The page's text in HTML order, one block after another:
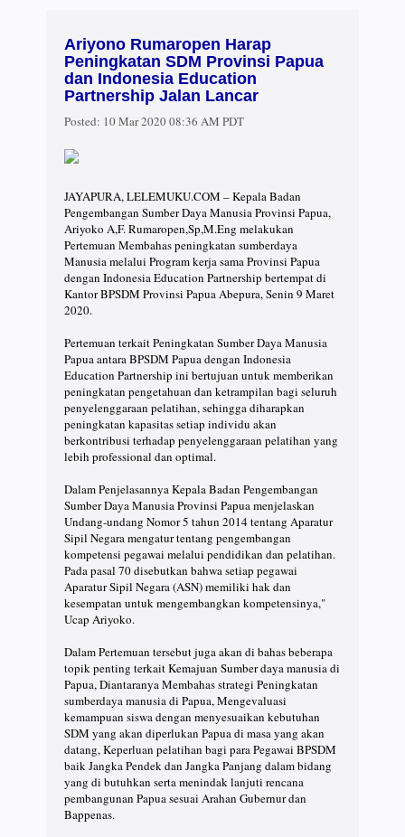
Ariyono Rumaropen Harap
Peningkatan SDM Provinsi Papua
dan Indonesia Education
Partnership Jalan Lancar
Posted: 10 Mar 2020 08:36 AM PDT
JAYAPURA, LELEMUKU.COM – Kepala Badan
Pengembangan Sumber Daya Manusia Provinsi Papua,
Ariyoko A,F. Rumaropen,Sp,M.Eng melakukan
Pertemuan Membahas peningkatan sumberdaya
Manusia melalui Program kerja sama Provinsi Papua
dengan Indonesia Education Partnership bertempat di
Kantor BPSDM Provinsi Papua Abepura, Senin 9 Maret
2020.⠀
Pertemuan terkait Peningkatan Sumber Daya Manusia
Papua antara BPSDM Papua dengan Indonesia
Education Partnership ini bertujuan untuk memberikan
peningkatan pengetahuan dan ketrampilan bagi seluruh
penyelenggaraan pelatihan, sehingga diharapkan
peningkatan kapasitas setiap individu akan
berkontribusi terhadap penyelenggaraan pelatihan yang
lebih professional dan optimal.⠀
Dalam Penjelasannya Kepala Badan Pengembangan
Sumber Daya Manusia Provinsi Papua menjelaskan
Undang-undang Nomor 5 tahun 2014 tentang Aparatur
Sipil Negara mengatur tentang pengembangan
kompetensi pegawai melalui pendidikan dan pelatihan.
Pada pasal 70 disebutkan bahwa setiap pegawai
Aparatur Sipil Negara (ASN) memiliki hak dan
kesempatan untuk mengembangkan kompetensinya,"
Ucap Ariyoko.⠀
Dalam Pertemuan tersebut juga akan di bahas beberapa
topik penting terkait Kemajuan Sumber daya manusia di
Papua, Diantaranya Membahas strategi Peningkatan
sumberdaya manusia di Papua, Mengevaluasi
kemampuan siswa dengan menyesuaikan kebutuhan
SDM yang akan diperlukan Papua di masa yang akan
datang, Keperluan pelatihan bagi para Pegawai BPSDM
baik Jangka Pendek dan Jangka Panjang dalam bidang
yang di butuhkan serta menindak lanjuti rencana
pembangunan Papua sesuai Arahan Gubernur dan
Bappenas.⠀